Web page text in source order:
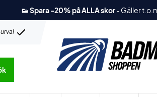
👟 Spara -20% på ALLA skor- Gäller